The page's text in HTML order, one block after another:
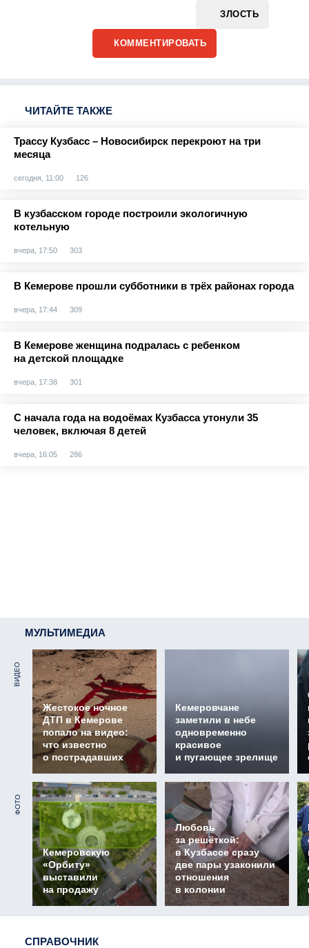
ЗЛОСТЬ
КОММЕНТИРОВАТЬ
ЧИТАЙТЕ ТАКЖЕ
Трассу Кузбасс – Новосибирск перекроют на три
месяца
сегодня, 11:00 126
В кузбасском городе построили экологичную
котельную
вчера, 17:50 303
В Кемерове прошли субботники в трёх районах города
вчера, 17:44 309
В Кемерове женщина подралась с ребенком
на детской площадке
вчера, 17:38 301
С начала года на водоёмах Кузбасса утонули 35
человек, включая 8 детей
вчера, 16:05 286
МУЛЬТИМЕДИА
ВИДЕО
Жестокое ночное
ДТП в Кемерове
попало на видео:
что известно
о пострадавших
Кемеровчане
заметили в небе
одновременно
красивое
и пугающее зрелище
ФОТО
Кемеровскую
«Орбиту»
выставили
на продажу
Любовь
за решёткой:
в Кузбассе сразу
две пары узаконили
отношения
в колонии
СПРАВОЧНИК